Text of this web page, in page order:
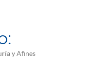
y Afines